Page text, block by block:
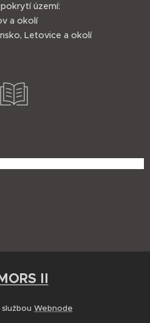
území:
a okolí
Letovice a okolí
II
Webnode